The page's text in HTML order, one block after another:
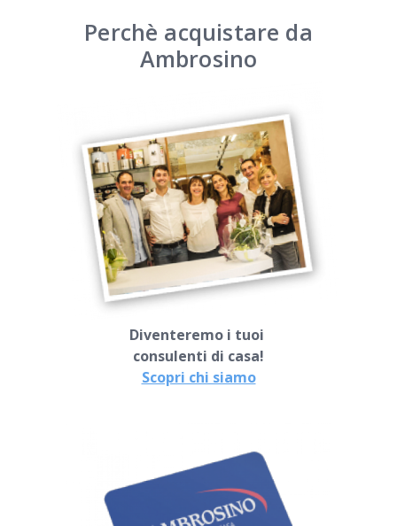
Perchè acquistare da
Ambrosino
Diventeremo i tuoi
consulenti di casa!
Scopri chi siamo